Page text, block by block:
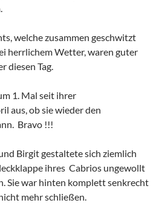
welche zusammen geschwitzt
herrlichem Wetter, waren guter
diesen Tag.
1. Mal seit ihrer
aus, ob sie wieder den
Bravo !!!
Birgit gestaltete sich ziemlich
ihres Cabrios ungewollt
Sie war hinten komplett senkrecht
mehr schließen.